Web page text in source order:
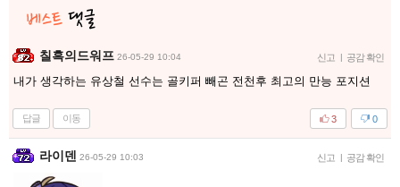
칠흑의드워프 26-05-29 10:04 신고 | 공감 확인
내가 생각하는 유상철 선수는 골키퍼 빼곤 전천후 최고의 만능 포지션
답글 이동 0
3
라이덴 26-05-29 10:03 신고 | 공감 확인